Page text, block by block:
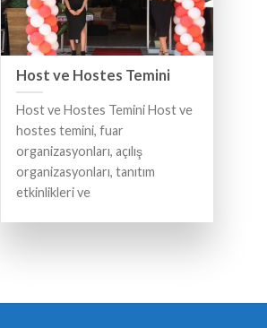
Host ve Hostes Temini
Host ve Hostes Temini Host ve
hostes temini, fuar
organizasyonları, açılış
organizasyonları, tanıtım
etkinlikleri ve